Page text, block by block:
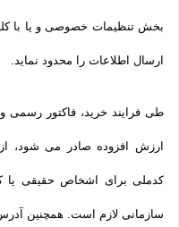
بخش تنظیمات خصوصی و یا با
ارسال اطلاعات را محدود نماید.
طی فرایند خرید، فاکتور
ارزش افزوده صادر می شود، از
کدملی برای اشخاص حقیقی یا
سازمانی لازم است. همچنین